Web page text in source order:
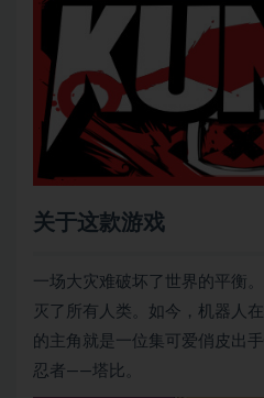
关于这款游戏
一场大灾难破坏了世界的平衡
灭了所有人类。如今，机器人
的主角就是一位集可爱俏皮出
忍者——塔比。